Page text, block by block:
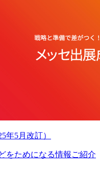
年5月改訂）
をためになる情報ご紹介